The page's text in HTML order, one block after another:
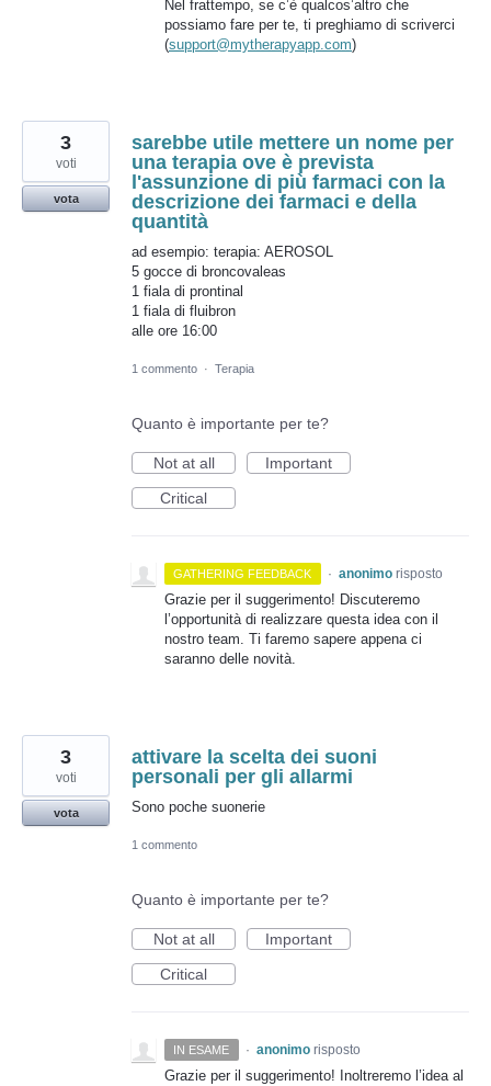
Nel frattempo, se c’è qualcos’altro che
possiamo fare per te, ti preghiamo di scriverci
(support@mytherapyapp.com)
sarebbe utile mettere un nome per
una terapia ove è prevista
l'assunzione di più farmaci con la
descrizione dei farmaci e della
quantità
ad esempio: terapia: AEROSOL
5 gocce di broncovaleas
1 fiala di prontinal
1 fiala di fluibron
alle ore 16:00
3
voti
vota
1 commento · Terapia
Quanto è importante per te?
Not at all
Important
Critical
GATHERING FEEDBACK · anonimo risposto
Grazie per il suggerimento! Discuteremo
l’opportunità di realizzare questa idea con il
nostro team. Ti faremo sapere appena ci
saranno delle novità.
attivare la scelta dei suoni
personali per gli allarmi
Sono poche suonerie
3
voti
vota
1 commento
Quanto è importante per te?
Not at all
Important
Critical
IN ESAME · anonimo risposto
Grazie per il suggerimento! Inoltreremo l’idea al